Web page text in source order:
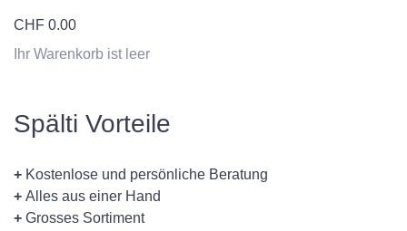
CHF 0.00
Ihr Warenkorb ist leer
Spälti Vorteile
+ Kostenlose und persönliche Beratung
+ Alles aus einer Hand
+ Grosses Sortiment